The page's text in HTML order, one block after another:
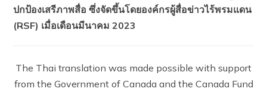
ปกป้องเสรีภาพสื่อ ซึ่งจัดขึ้นโดยองค์กรผู้สื่อข่าวไร้พรมแดน
(RSF) เมื่อเดือนมีนาคม 2023
The Thai translation was made possible with support
from the Government of Canada and the Canada Fund